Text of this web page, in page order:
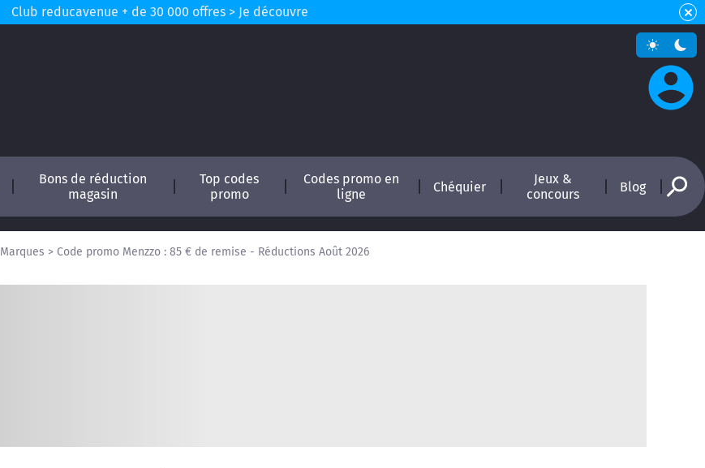
Club reducavenue + de 30 000 offres > Je découvre
Bons de réduction
magasin
Top codes
promo
Codes promo en
ligne
Chéquier
Jeux &
concours
Blog
Marques > Code promo Menzzo : 85 € de remise - Réductions Août 2026